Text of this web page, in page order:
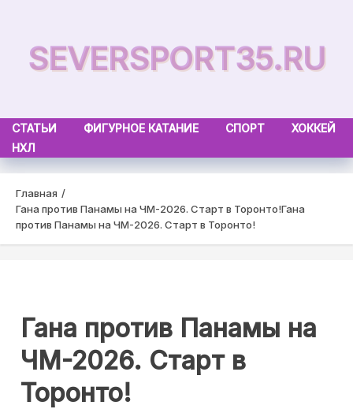
contentSEVERSPORT35.RU
СТАТЬИ ФИГУРНОЕ КАТАНИЕ СПОРТ
ХОККЕЙ
НХЛ
Главная
Гана против Панамы на ЧМ-2026. Старт в Торонто!Гана
против Панамы на ЧМ-2026. Старт в Торонто!
Гана против Панамы на
ЧМ-2026. Старт в
Торонто!